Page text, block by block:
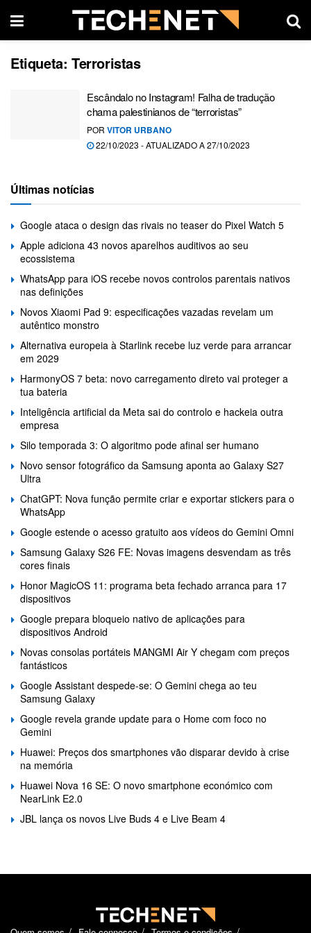
Etiqueta: Terroristas
Escândalo no Instagram! Falha de tradução
chama palestinianos de “terroristas”
POR VITOR URBANO
22/10/2023 - ATUALIZADO A 27/10/2023
Últimas notícias
Google ataca o design das rivais no teaser do Pixel Watch 5
Apple adiciona 43 novos aparelhos auditivos ao seu
ecossistema
WhatsApp para iOS recebe novos controlos parentais nativos
nas definições
Novos Xiaomi Pad 9: especificações vazadas revelam um
autêntico monstro
Alternativa europeia à Starlink recebe luz verde para arrancar
em 2029
HarmonyOS 7 beta: novo carregamento direto vai proteger a
tua bateria
Inteligência artificial da Meta sai do controlo e hackeia outra
empresa
Silo temporada 3: O algoritmo pode afinal ser humano
Novo sensor fotográfico da Samsung aponta ao Galaxy S27
Ultra
ChatGPT: Nova função permite criar e exportar stickers para o
WhatsApp
Google estende o acesso gratuito aos vídeos do Gemini Omni
Samsung Galaxy S26 FE: Novas imagens desvendam as três
cores finais
Honor MagicOS 11: programa beta fechado arranca para 17
dispositivos
Google prepara bloqueio nativo de aplicações para
dispositivos Android
Novas consolas portáteis MANGMI Air Y chegam com preços
fantásticos
Google Assistant despede-se: O Gemini chega ao teu
Samsung Galaxy
Google revela grande update para o Home com foco no
Gemini
Huawei: Preços dos smartphones vão disparar devido à crise
na memória
Huawei Nova 16 SE: O novo smartphone económico com
NearLink E2.0
JBL lança os novos Live Buds 4 e Live Beam 4